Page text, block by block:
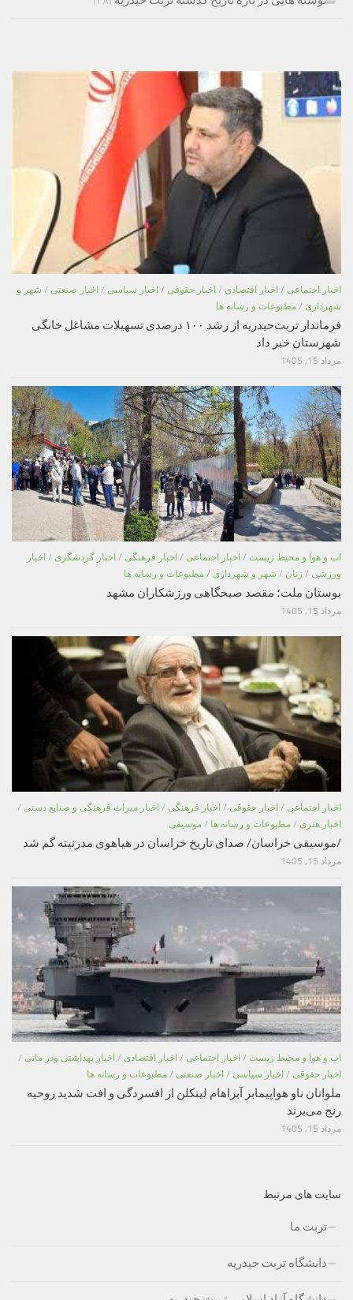
اخبار اجتماعی / اخبار اقتصادی / اخبار حقوقی / اخبار سیاسی / اخبار صنعتی / شهر و
شهرداری / مطبوعات و رسانه ها
فرماندار تربت‌حیدریه از رشد ۱۰۰ درصدی تسهیلات مشاغل خانگی
شهرستان خبر داد
مرداد 15, 1405
اب و هوا و محیط زیست / اخبار اجتماعی / اخبار فرهنگی / اخبار گردشگری / اخبار
ورزشی / زنان / شهر و شهرداری / مطبوعات و رسانه ها
بوستان ملت؛ مقصد صبحگاهی ورزشکاران مشهد
مرداد 15, 1405
اخبار اجتماعی / اخبار حقوقی / اخبار فرهنگی / اخبار میراث فرهنگی و صنایع دستی /
اخبار هنری / مطبوعات و رسانه ها / موسیقی
/موسیقی خراسان/ صدای تاریخ خراسان در هیاهوی مدرنیته گم شد
مرداد 15, 1405
اب و هوا و محیط زیست / اخبار اجتماعی / اخبار اقتصادی / اخبار بهداشتی ودر مانی /
اخبار حقوقی / اخبار سیاسی / اخبار صنعتی / مطبوعات و رسانه ها
ملوانان ناو هواپیمابر آبراهام لینکلن از افسردگی و افت شدید روحیه
رنج می‌برند
مرداد 15, 1405
سایت های مرتبط
تربت ما
دانشگاه تربت حیدریه